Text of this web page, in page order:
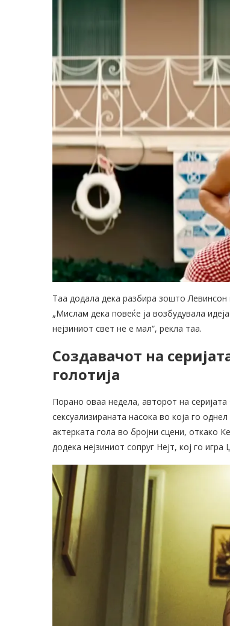
Таа додала дека разбира зошто Левинсон
„Мислам дека повеќе ја возбудувала
нејзиниот свет не е мал“, рекла таа.
Создавачот на
голотија
Порано оваа недела, авторот на
сексуализираната насока во која го
актерката гола во бројни сцени, откако
додека нејзиниот сопруг Нејт, кој го